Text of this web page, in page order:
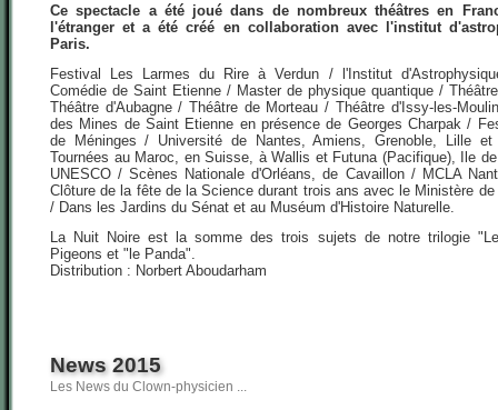
Ce spectacle a été joué dans de nombreux théâtres en
l'étranger et a été créé en collaboration avec l'institut
Paris.
Festival Les Larmes du Rire à Verdun / l'Institut
Comédie de Saint Etienne / Master de physique quantique /
Théâtre d'Aubagne / Théâtre de Morteau / Théâtre d'Issy-les-
des Mines de Saint Etienne en présence de Georges Charpak /
de Méninges / Université de Nantes, Amiens, Grenoble, Lille et
Tournées au Maroc, en Suisse, à Wallis et Futuna (Pacifique), Ile
UNESCO / Scènes Nationale d'Orléans, de Cavaillon / MCLA
Clôture de la fête de la Science durant trois ans avec le Ministère de
/ Dans les Jardins du Sénat et au Muséum d'Histoire Naturelle.
La Nuit Noire est la somme des trois sujets de notre trilogie
Pigeons et "le Panda".
Distribution : Norbert Aboudarham
News 2015
Les News du Clown-physicien ...